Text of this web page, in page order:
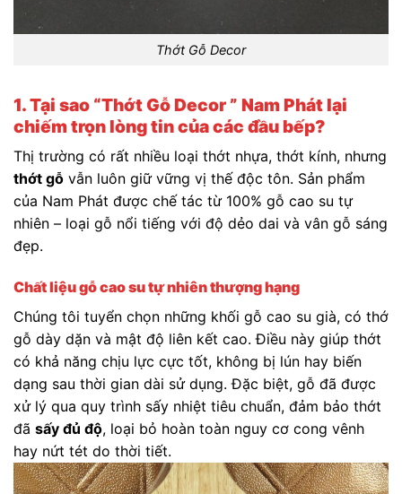
Thớt Gỗ Decor
1. Tại sao “Thớt Gỗ Decor ” Nam Phát lại
chiếm trọn lòng tin của các đầu bếp?
Thị trường có rất nhiều loại thớt nhựa, thớt kính, nhưng
thớt gỗ vẫn luôn giữ vững vị thế độc tôn. Sản phẩm
của Nam Phát được chế tác từ 100% gỗ cao su tự
nhiên – loại gỗ nổi tiếng với độ dẻo dai và vân gỗ sáng
đẹp.
Chất liệu gỗ cao su tự nhiên thượng hạng
Chúng tôi tuyển chọn những khối gỗ cao su già, có thớ
gỗ dày dặn và mật độ liên kết cao. Điều này giúp thớt
có khả năng chịu lực cực tốt, không bị lún hay biến
dạng sau thời gian dài sử dụng. Đặc biệt, gỗ đã được
xử lý qua quy trình sấy nhiệt tiêu chuẩn, đảm bảo thớt
đã sấy đủ độ, loại bỏ hoàn toàn nguy cơ cong vênh
hay nứt tét do thời tiết.